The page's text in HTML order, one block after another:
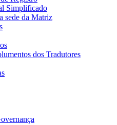
Simplificado
sede da Matriz
dos Tradutores